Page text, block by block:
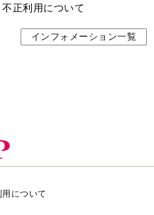
不正利用について
インフォメーション一覧
について